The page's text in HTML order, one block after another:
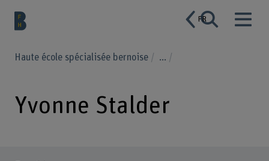
FR
Haute école spécialisée bernoise ...
Yvonne Stalder